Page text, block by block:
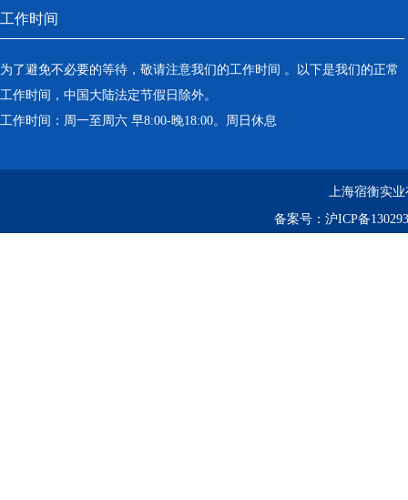
工作时间
为了避免不必要的等待，敬请注意我们的工作时间 。以下是我们的正常
工作时间，中国大陆法定节假日除外。
工作时间：周一至周六 早8:00-晚18:00。周日休息
上海宿衡实
备案号： 沪ICP备